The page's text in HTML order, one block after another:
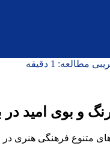
مطالعه: 1 دقیقه
و بوی امید
های متنوع فرهنگی